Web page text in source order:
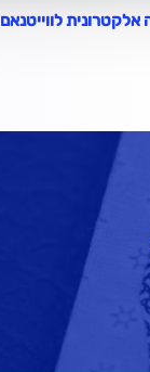
אלקטרונית לווייטנאם